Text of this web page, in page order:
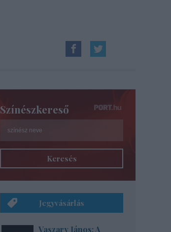
Színészkereső
Keresés
Jegyvásárlás
Vaszary János: A